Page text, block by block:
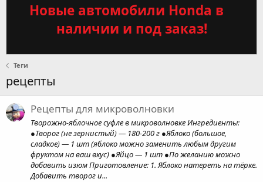
Новые автомобили Honda в
наличии и под заказ!
Теги
рецепты
Рецепты для микроволновки
Творожно-яблочное суфле в микроволновке Ингредиенты:
●Творог (не зернистый) — 180-200 г ●Яблоко (большое,
сладкое) — 1 шт (яблоко можно заменить любым другим
фруктом на ваш вкус) ●Яйцо — 1 шт ●По желанию можно
добавить изюм Приготовление: 1. Яблоко натереть на тёрке.
Добавить творог и...